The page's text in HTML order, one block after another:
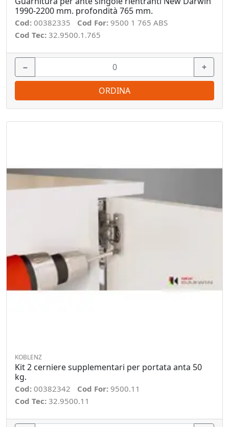
1990-2200 mm. profondità 765 mm.
Cod: 00382335 Cod For: 9500 1 765 ABS
Cod Tec: 32.9500.1.765
− +
ORDINA
KOBLENZ
Kit 2 cerniere supplementari per portata anta 50
kg.
Cod: 00382342 Cod For: 9500.11
Cod Tec: 32.9500.11